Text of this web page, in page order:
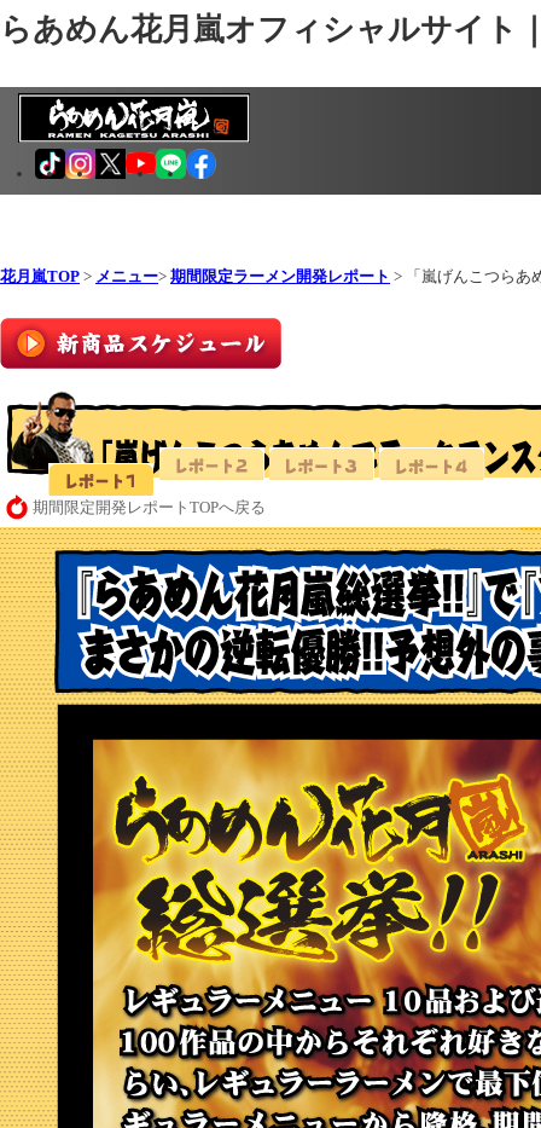
らあめん花月嵐オフィシャルサイト
花月嵐TOP > メニュー> 期間限定ラーメン開発レポート > 「嵐げんこつらあ
期間限定開発レポートTOPへ戻る